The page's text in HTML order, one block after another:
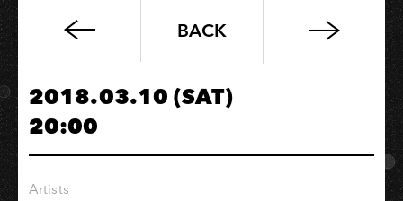
日
來
襲
J
Tsunami
BACK
2018.03.10 (SAT)
20:00
Artists